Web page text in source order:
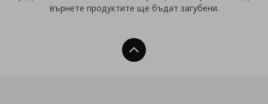
върнете продуктите ще бъдат загубени.
Нагоре